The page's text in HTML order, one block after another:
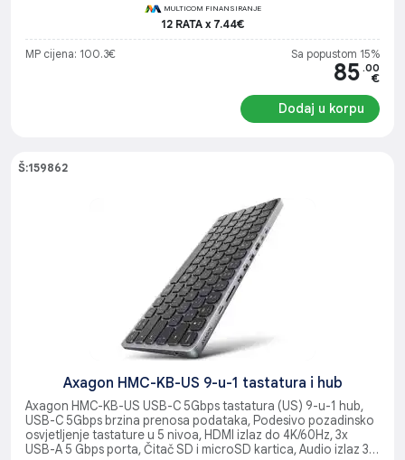
MULTICOM FINANSIRANJE
12 RATA x 7.44€
MP cijena: 100.3€ Sa popustom 15%
85 .00
€
Dodaj u korpu
Š:159862
Axagon HMC-KB-US 9-u-1 tastatura i hub
Axagon HMC-KB-US USB-C 5Gbps tastatura (US) 9-u-1 hub,
USB-C 5Gbps brzina prenosa podataka, Podesivo pozadinsko
osvjetljenje tastature u 5 nivoa, HDMI izlaz do 4K/60Hz, 3x
USB-A 5 Gbps porta, Čitač SD i microSD kartica, Audio izlaz 3.5